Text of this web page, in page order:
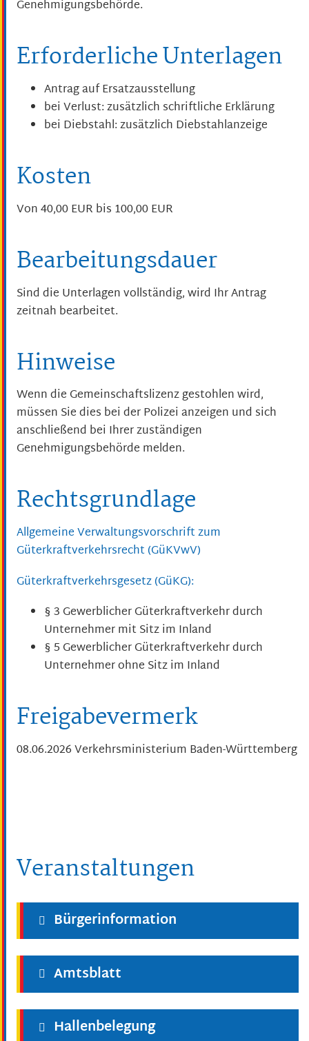
Genehmigungsbehörde.
Erforderliche Unterlagen
Antrag auf Ersatzausstellung
bei Verlust: zusätzlich schriftliche Erklärung
bei Diebstahl: zusätzlich Diebstahlanzeige
Kosten
Von 40,00 EUR bis 100,00 EUR
Bearbeitungsdauer
Sind die Unterlagen vollständig, wird Ihr Antrag
zeitnah bearbeitet.
Hinweise
Wenn die Gemeinschaftslizenz gestohlen wird,
müssen Sie dies bei der Polizei anzeigen und sich
anschließend bei Ihrer zuständigen
Genehmigungsbehörde melden.
Rechtsgrundlage
Allgemeine Verwaltungsvorschrift zum
Güterkraftverkehrsrecht (GüKVwV)
Güterkraftverkehrsgesetz (GüKG):
§ 3 Gewerblicher Güterkraftverkehr durch
Unternehmer mit Sitz im Inland
§ 5Gewerblicher Güterkraftverkehr durch
Unternehmer ohne Sitz im Inland
Freigabevermerk
08.06.2026 Verkehrsministerium Baden-Württemberg
Veranstaltungen
Bürgerinformation
Amtsblatt
Hallenbelegung